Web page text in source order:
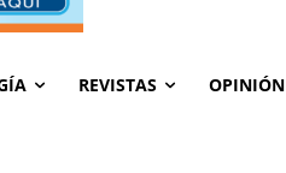
REVISTAS OPINIÓN